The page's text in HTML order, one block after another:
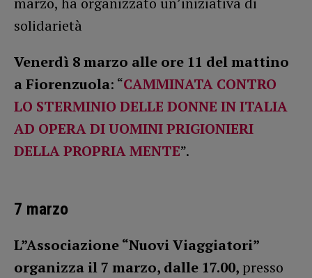
solidarietà
Venerdì 8 marzo alle ore 11 del mattino
a Fiorenzuola: “CAMMINATA CONTRO
LO STERMINIO DELLE DONNE IN ITALIA
AD OPERA DI UOMINI PRIGIONIERI
DELLA PROPRIA MENTE”.
7 marzo
L”Associazione “Nuovi Viaggiatori”
organizza il 7 marzo, dalle 17.00, presso